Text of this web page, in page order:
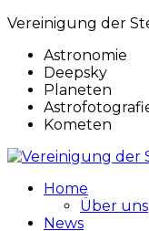
Vereinigung der
Astronomie
Deepsky
Planeten
Kometen
Home
Über uns
News